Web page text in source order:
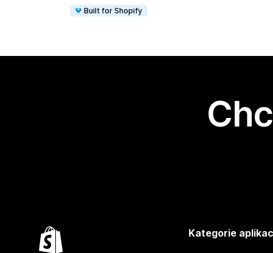
Built for Shopify
Kategorie